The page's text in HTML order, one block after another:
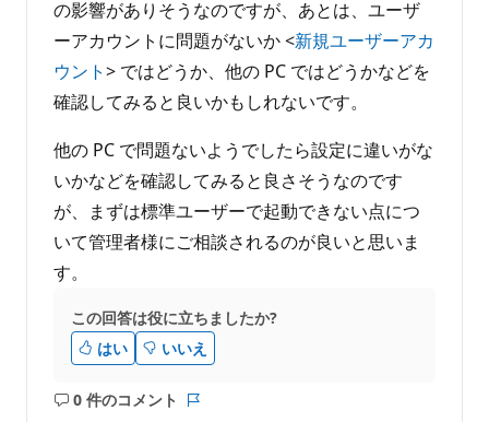
の影響がありそうなのですが、あとは、ユーザ
ーアカウントに問題がないか <新規ユーザーアカ
ウント> ではどうか、他の PC ではどうかなどを
確認してみると良いかもしれないです。
他の PC で問題ないようでしたら設定に違いがな
いかなどを確認してみると良さそうなのです
が、まずは標準ユーザーで起動できない点につ
いて管理者様にご相談されるのが良いと思いま
す。
この回答は役に立ちましたか?
はい
いいえ
0 件のコメント
コ